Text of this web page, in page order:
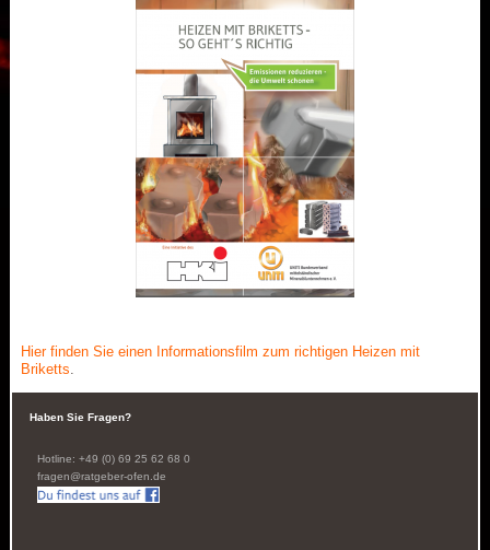
Hier finden Sie einen Informationsfilm zum richtigen Heizen mit
Briketts.
Haben Sie Fragen?
Hotline: +49 (0) 69 25 62 68 0
fragen@ratgeber-ofen.de